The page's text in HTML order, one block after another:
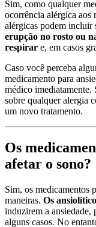
Sim, como qualquer
ocorrência alérgica aos
alérgicas podem incluir
erupção no rosto ou
respirar e, em casos
Caso você perceba
medicamento para
médico imediatamente.
sobre qualquer alergia
um novo tratamento.
Os
afetar o sono?
Sim, os medicamentos
maneiras. Os
induzirem a ansiedade,
alguns casos. No